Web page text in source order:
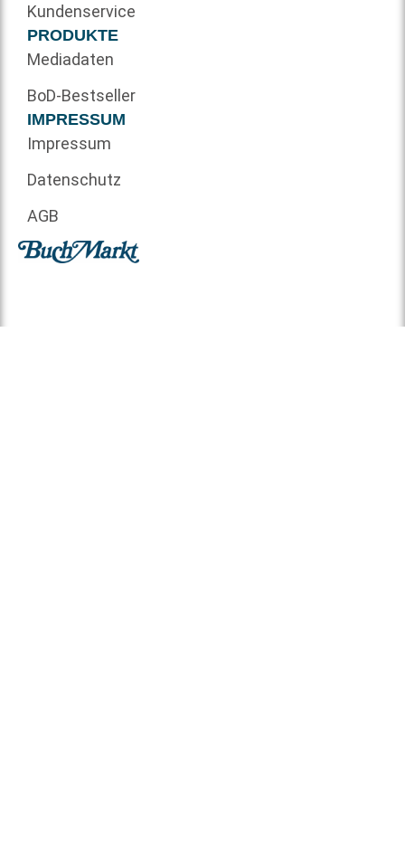
Kundenservice
PRODUKTE
Mediadaten
BoD-Bestseller
IMPRESSUM
Impressum
Datenschutz
AGB